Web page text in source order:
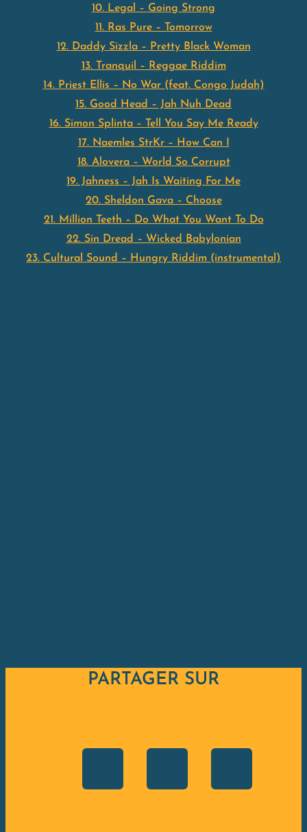
10. Legal – Going Strong
11. Ras Pure – Tomorrow
12. Daddy Sizzla – Pretty Black Woman
13. Tranquil – Reggae Riddim
14. Priest Ellis – No War (feat. Congo Judah)
15. Good Head – Jah Nuh Dead
16. Simon Splinta – Tell You Say Me Ready
17. Naemles StrKr – How Can I
18. Alovera – World So Corrupt
19. Jahness – Jah Is Waiting For Me
20. Sheldon Gava – Choose
21. Million Teeth – Do What You Want To Do
22. Sin Dread – Wicked Babylonian
23. Cultural Sound – Hungry Riddim (instrumental)
PARTAGER SUR